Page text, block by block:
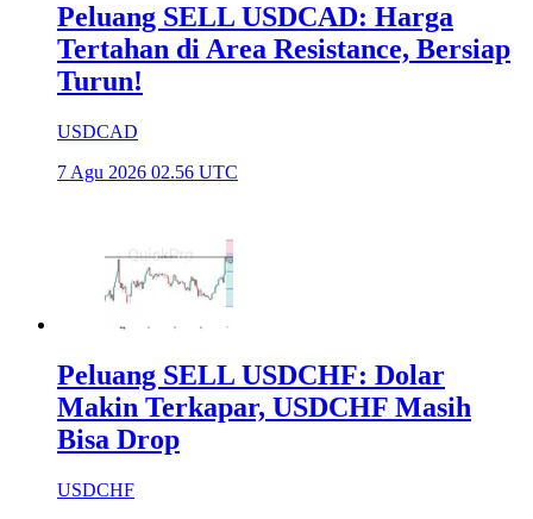
Peluang SELL USDCAD: Harga
Tertahan di Area Resistance, Bersiap
Turun!
USDCAD
7 Agu 2026 02.56 UTC
Peluang SELL USDCHF: Dolar
Makin Terkapar, USDCHF Masih
Bisa Drop
USDCHF